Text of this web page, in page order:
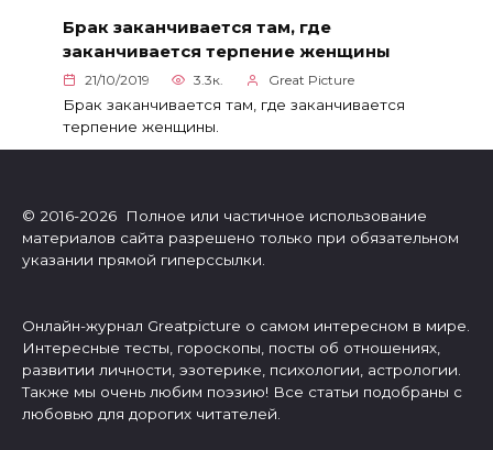
Брак заканчивается там, где
заканчивается терпение женщины
21/10/2019 3.3к. Great Picture
Брак заканчивается там, где заканчивается
терпение женщины.
© 2016-2026 Полное или частичное использование
материалов сайта разрешено только при обязательном
указании прямой гиперссылки.
Онлайн-журнал Greatpicture о самом интересном в мире.
Интересные тесты, гороскопы, посты об отношениях,
развитии личности, эзотерике, психологии, астрологии.
Также мы очень любим поэзию! Все статьи подобраны с
любовью для дорогих читателей.